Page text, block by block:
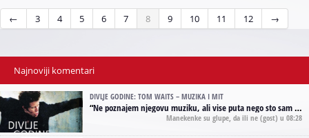
← 3 4 5 6 7 8 9 10 11 12 →
Najnoviji komentari
DIVLJE GODINE: TOM WAITS – MUZIKA I MIT
“Ne poznajem njegovu muziku, ali vise puta nego sto sam to zazeleo gledao sam njegove umjetnicke slike na raznim stranama interneta. Te stoga zakljucujem da je Tom Waits Lady Gaga muzike namrstenih, ma
Manekenke su glupe, da ili ne (gost) u 08:28